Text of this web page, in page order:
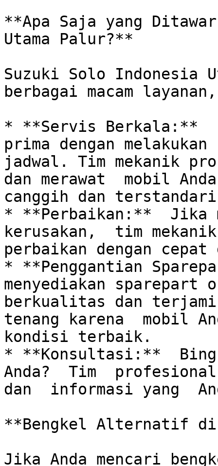
**Apa Saja yang
Utama Palur?**
Suzuki Solo Indonesia
berbagai macam
* **Servis Berkala:**
prima dengan
jadwal. Tim mekanik
dan merawat  mobil
canggih dan
* **Perbaikan:**  Jika
kerusakan,  tim
perbaikan dengan
* **Penggantian
menyediakan sparepart
berkualitas dan
tenang karena  mobil
kondisi terbaik.
* **Konsultasi:**
Anda?  Tim
dan  informasi yang
**Bengkel Alternatif di
Jika Anda mencari